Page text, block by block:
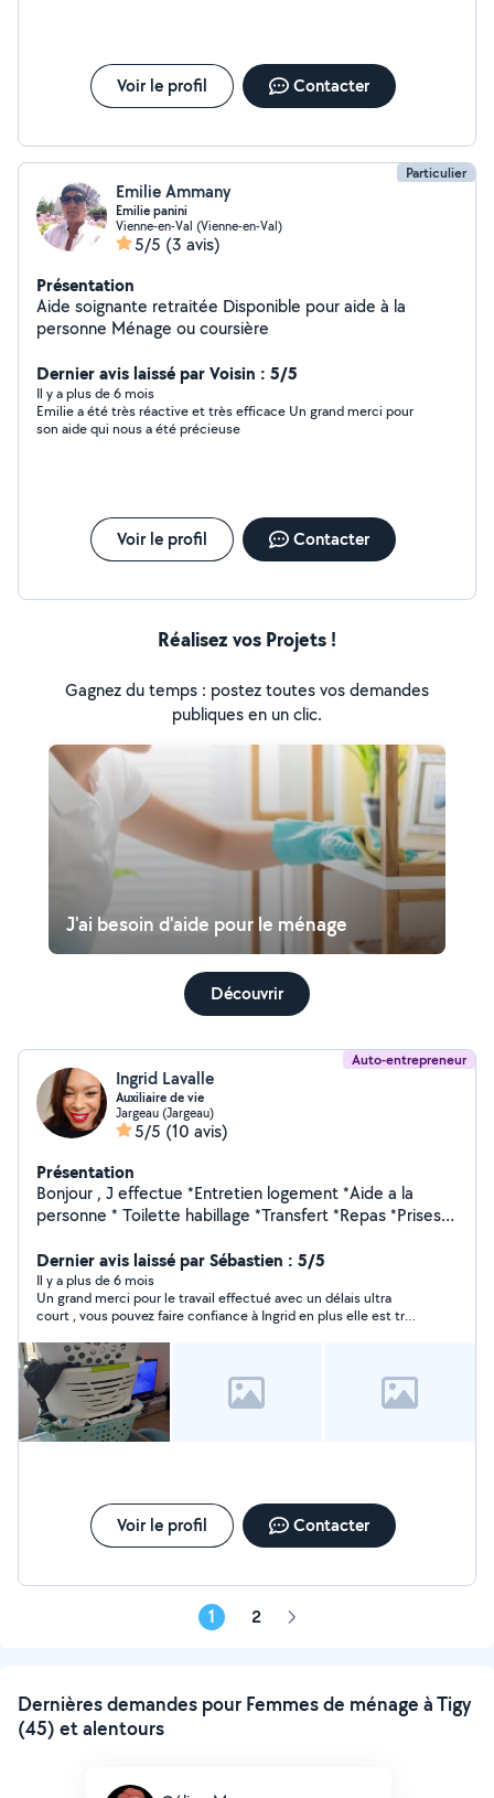
Voir le profil Contacter
Particulier
Emilie Ammany
Emilie panini
Vienne-en-Val (Vienne-en-Val)
5/5 (3 avis)
Présentation
Aide soignante retraitée Disponible pour aide à la
personne Ménage ou coursière
Dernier avis laissé par Voisin : 5/5
Il y a plus de 6 mois
Emilie a été très réactive et très efficace Un grand merci pour
son aide qui nous a été précieuse
Voir le profil Contacter
Réalisez vos Projets !
Gagnez du temps : postez toutes vos demandes
publiques en un clic.
J'ai besoin d'aide pour le ménage
Découvrir
Auto-entrepreneur
Ingrid Lavalle
Auxiliaire de vie
Jargeau (Jargeau)
5/5 (10 avis)
Présentation
Bonjour , J effectue *Entretien logement *Aide a la
personne * Toilette habillage *Transfert *Repas *Prises
Repassage à mon domicile Prestation Menage
Dernier avis laissé par Sébastien : 5/5
Il y a plus de 6 mois
Un grand merci pour le travail effectué avec un délais ultra
court , vous pouvez faire confiance à Ingrid en plus elle est très
Voir le profil Contacter
1 2 Page
Dernières demandes pour Femmes de ménage à Tigy
(45) et alentours